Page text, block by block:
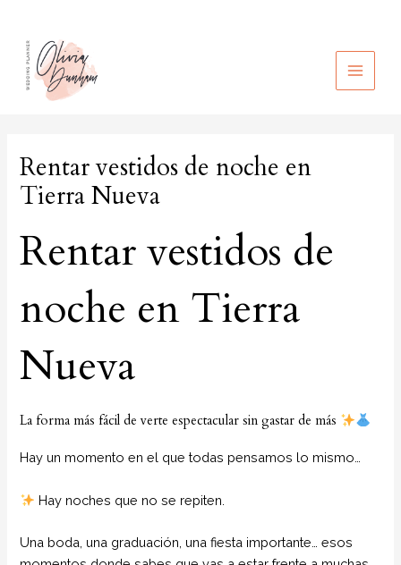
contenido
MAIN
Rentar vestidos de noche en
Tierra Nueva
Rentar vestidos de
noche en Tierra
Nueva
La forma más fácil de verte espectacular sin gastar de más
Hay un momento en el que todas pensamos lo mismo…
Hay noches que no se repiten.
Una boda, una graduación, una fiesta importante… esos